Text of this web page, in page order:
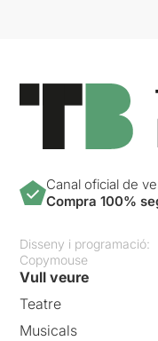
Canal oficial de
Compra 100%
Disseny i programació:
Copymouse
Vull veure
Teatre
Musicals